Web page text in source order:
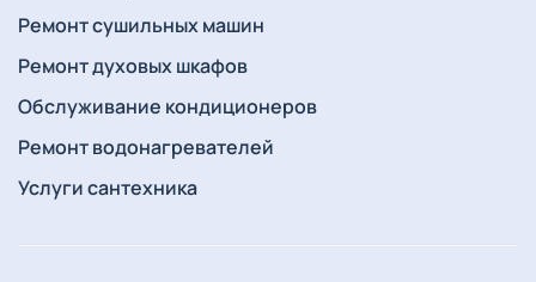
Ремонт сушильных машин
Ремонт духовых шкафов
Обслуживание кондиционеров
Ремонт водонагревателей
Услуги сантехника